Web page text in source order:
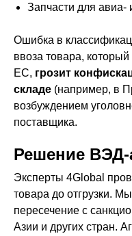
Запчасти для авиа-
Ошибка в
ввоза товара,
ЕС, грозит
складе (например, в
возбуждением
поставщика.
Решение ВЭД-
Эксперты 4Global
товара до отгрузки.
пересечение с
Азии и других стран.